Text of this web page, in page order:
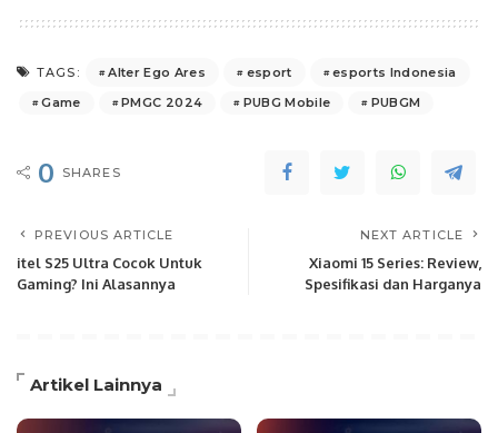
TAGS: Alter Ego Ares esport
esports Indonesia
Game
PMGC 2024 PUBG Mobile PUBGM
0 SHARES
PREVIOUS ARTICLE
itel S25 Ultra Cocok Untuk
Gaming? Ini Alasannya
NEXT ARTICLE
Xiaomi 15 Series: Review,
Spesifikasi dan Harganya
Artikel Lainnya